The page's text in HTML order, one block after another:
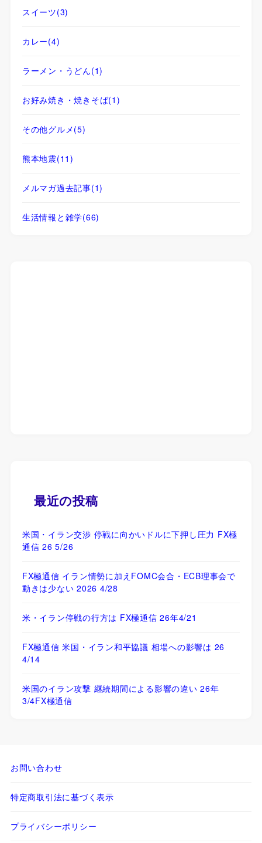
スイーツ(3)
カレー(4)
ラーメン・うどん(1)
お好み焼き・焼きそば(1)
その他グルメ(5)
熊本地震(11)
メルマガ過去記事(1)
生活情報と雑学(66)
最近の投稿
米国・イラン交渉 停戦に向かいドルに下押し圧力 FX極
通信 26 5/26
FX極通信 イラン情勢に加えFOMC会合・ECB理事会で
動きは少ない 2026 4/28
米・イラン停戦の行方は FX極通信 26年4/21
FX極通信 米国・イラン和平協議 相場への影響は 26
4/14
米国のイラン攻撃 継続期間による影響の違い 26年
3/4FX極通信
お問い合わせ
特定商取引法に基づく表示
プライバシーポリシー